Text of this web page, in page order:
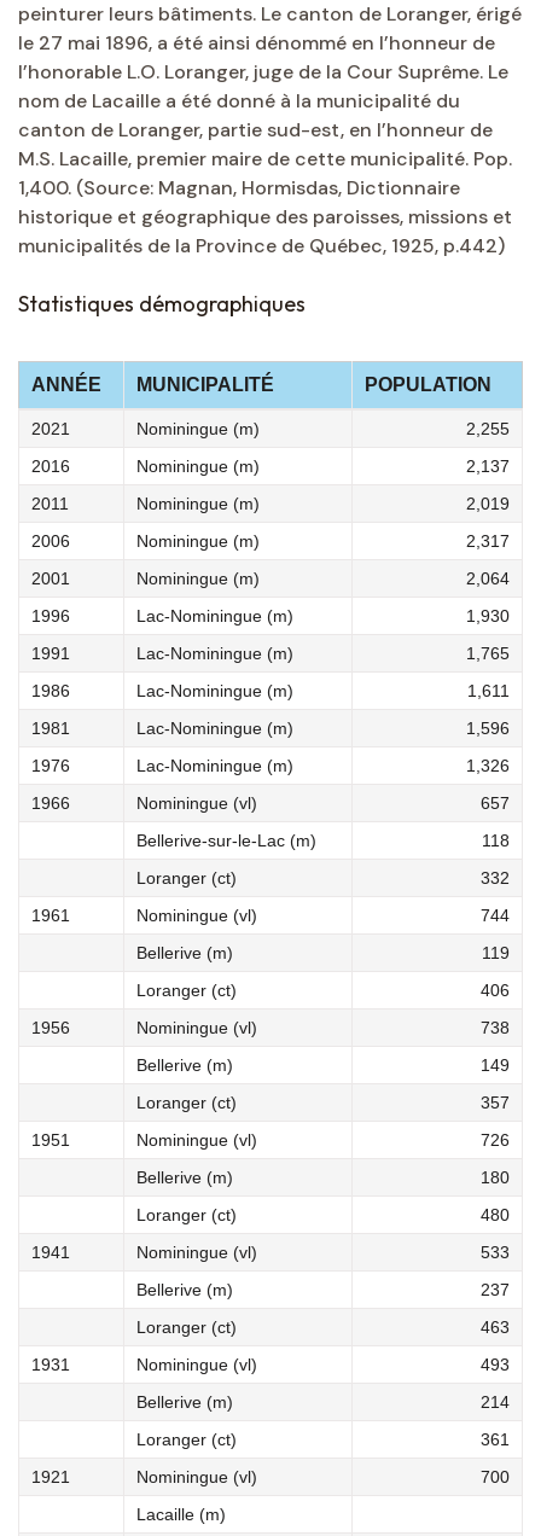
peinturer leurs bâtiments. Le canton de Loranger, érigé
le 27 mai 1896, a été ainsi dénommé en l’honneur de
l’honorable L.O. Loranger, juge de la Cour Suprême. Le
nom de Lacaille a été donné à la municipalité du
canton de Loranger, partie sud-est, en l’honneur de
M.S. Lacaille, premier maire de cette municipalité. Pop.
1,400. (Source: Magnan, Hormisdas, Dictionnaire
historique et géographique des paroisses, missions et
municipalités de la Province de Québec, 1925, p.442)
Statistiques démographiques
ANNÉE MUNICIPALITÉ POPULATION
2021 Nominingue (m)
2,255
2016
Nominingue (m)
2,137
2011
Nominingue (m)
2,019
2006
Nominingue (m)
2,317
2001
Nominingue (m)
2,064
1996
Lac-Nominingue (m)
1,930
1991
Lac-Nominingue (m)
1,765
1986
Lac-Nominingue (m)
1,611
1981
Lac-Nominingue (m)
1,596
1976
Lac-Nominingue (m)
1,326
1966
Nominingue (vl)
657
Bellerive-sur-le-Lac (m)
118
Loranger (ct)
332
1961
Nominingue (vl)
744
Bellerive (m)
119
Loranger (ct)
406
1956
Nominingue (vl)
738
Bellerive (m)
149
Loranger (ct)
357
1951
Nominingue (vl)
726
Bellerive (m)
180
Loranger (ct)
480
1941
Nominingue (vl)
533
Bellerive (m)
237
Loranger (ct)
463
1931
Nominingue (vl)
493
Bellerive (m)
214
Loranger (ct)
361
1921
Nominingue (vl)
700
Lacaille (m)